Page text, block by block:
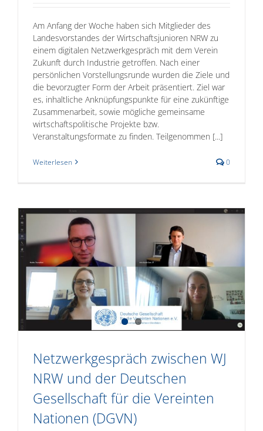
Am Anfang der Woche haben sich Mitglieder des
Landesvorstandes der Wirtschaftsjunioren NRW zu
einem digitalen Netzwerkgespräch mit dem Verein
Zukunft durch Industrie getroffen. Nach einer
persönlichen Vorstellungsrunde wurden die Ziele und
die bevorzugter Form der Arbeit präsentiert. Ziel war
es, inhaltliche Anknüpfungspunkte für eine zukünftige
Zusammenarbeit, sowie mögliche gemeinsame
wirtschaftspolitische Projekte bzw.
Veranstaltungsformate zu finden. Teilgenommen [...]
Weiterlesen 0
Netzwerkgespräch zwischen WJ
NRW und der Deutschen
Gesellschaft für die Vereinten
Nationen (DGVN)